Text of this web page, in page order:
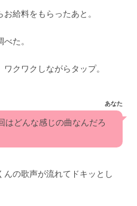
給料をもらったあと。
た。
クワクしながらタップ。
あなた
どんな感じの曲なんだろ
の歌声が流れてドキッとし